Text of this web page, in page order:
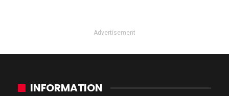
Advertisement
INFORMATION